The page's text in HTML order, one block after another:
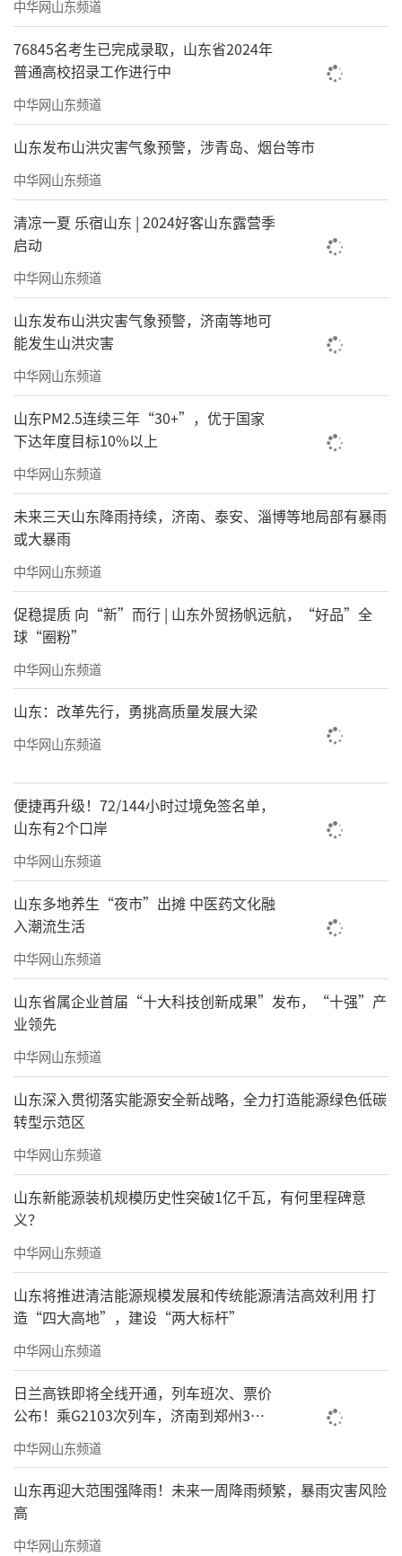
中华网山东频道
76845名考生已完成录取，山东省2024年
普通高校招录工作进行中
中华网山东频道
山东发布山洪灾害气象预警，涉青岛、烟台等市
中华网山东频道
清凉一夏 乐宿山东 | 2024好客山东露营季
启动
中华网山东频道
山东发布山洪灾害气象预警，济南等地可
能发生山洪灾害
中华网山东频道
山东PM2.5连续三年“30+”，优于国家
下达年度目标10%以上
中华网山东频道
未来三天山东降雨持续，济南、泰安、淄博等地局部有暴雨
或大暴雨
中华网山东频道
促稳提质 向“新”而行 | 山东外贸扬帆远航，“好品”全
球“圈粉”
中华网山东频道
山东：改革先行，勇挑高质量发展大梁
中华网山东频道
便捷再升级！72/144小时过境免签名单，
山东有2个口岸
中华网山东频道
山东多地养生“夜市”出摊 中医药文化融
入潮流生活
中华网山东频道
山东省属企业首届“十大科技创新成果”发布，“十强”产
业领先
中华网山东频道
山东深入贯彻落实能源安全新战略，全力打造能源绿色低碳
转型示范区
中华网山东频道
山东新能源装机规模历史性突破1亿千瓦，有何里程碑意
义？
中华网山东频道
山东将推进清洁能源规模发展和传统能源清洁高效利用 打
造“四大高地”，建设“两大标杆”
中华网山东频道
日兰高铁即将全线开通，列车班次、票价
公布！乘G2103次列车，济南到郑州3小
时到达
中华网山东频道
山东再迎大范围强降雨！未来一周降雨频繁，暴雨灾害风险
高
中华网山东频道